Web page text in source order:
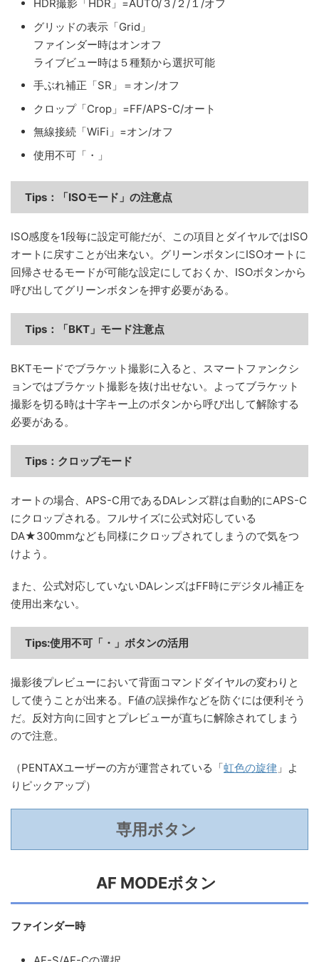
HDR撮影「HDR」=AUTO/３/２/１/オフ
グリッドの表示「Grid」
ファインダー時はオンオフ
ライブビュー時は５種類から選択可能
手ぶれ補正「SR」＝オン/オフ
クロップ「Crop」=FF/APS-C/オート
無線接続「WiFi」=オン/オフ
使用不可「・」
Tips：「ISOモード」の注意点
ISO感度を1段毎に設定可能だが、この項目とダイヤルではISO
オートに戻すことが出来ない。グリーンボタンにISOオートに
回帰させるモードが可能な設定にしておくか、ISOボタンから
呼び出してグリーンボタンを押す必要がある。
Tips：「BKT」モード注意点
BKTモードでブラケット撮影に入ると、スマートファンクシ
ョンではブラケット撮影を抜け出せない。よってブラケット
撮影を切る時は十字キー上のボタンから呼び出して解除する
必要がある。
Tips：クロップモード
オートの場合、APS-C用であるDAレンズ群は自動的にAPS-C
にクロップされる。フルサイズに公式対応している
DA★300mmなども同様にクロップされてしまうので気をつ
けよう。
また、公式対応していないDAレンズはFF時にデジタル補正を
使用出来ない。
Tips:使用不可「・」ボタンの活用
撮影後プレビューにおいて背面コマンドダイヤルの変わりと
して使うことが出来る。F値の誤操作などを防ぐには便利そう
だ。反対方向に回すとプレビューが直ちに解除されてしまう
ので注意。
（PENTAXユーザーの方が運営されている「虹色の旋律 」よ
りピックアップ）
専用ボタン
AF MODEボタン
ファインダー時